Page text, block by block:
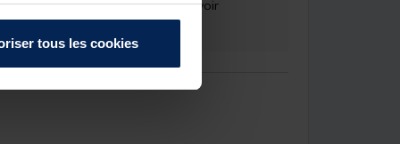
tous les cookies
clients. C'est un réel plaisir.